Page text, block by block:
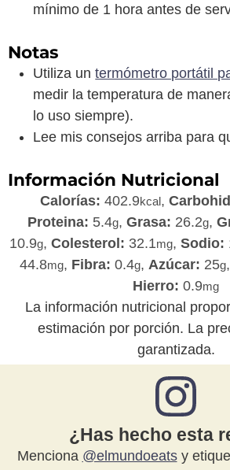
mínimo de 1 hora antes de
Notas
Utiliza untermómetro portátil
medir la temperatura de
lo uso siempre).
Lee mis consejos arriba para
Información Nutricional
Calorías: 402.9kcal,
Proteina: 5.4g, Grasa: 26.2g,
10.9g, Colesterol: 32.1mg, Sodio:
44.8mg, Fibra: 0.4g, Azúcar: 25g,
Hierro: 0.9mg
La información nutricional proporcionada es una
estimación por porción. La
garantizada.
¿Has hecho esta
Menciona @elmundoeatsy